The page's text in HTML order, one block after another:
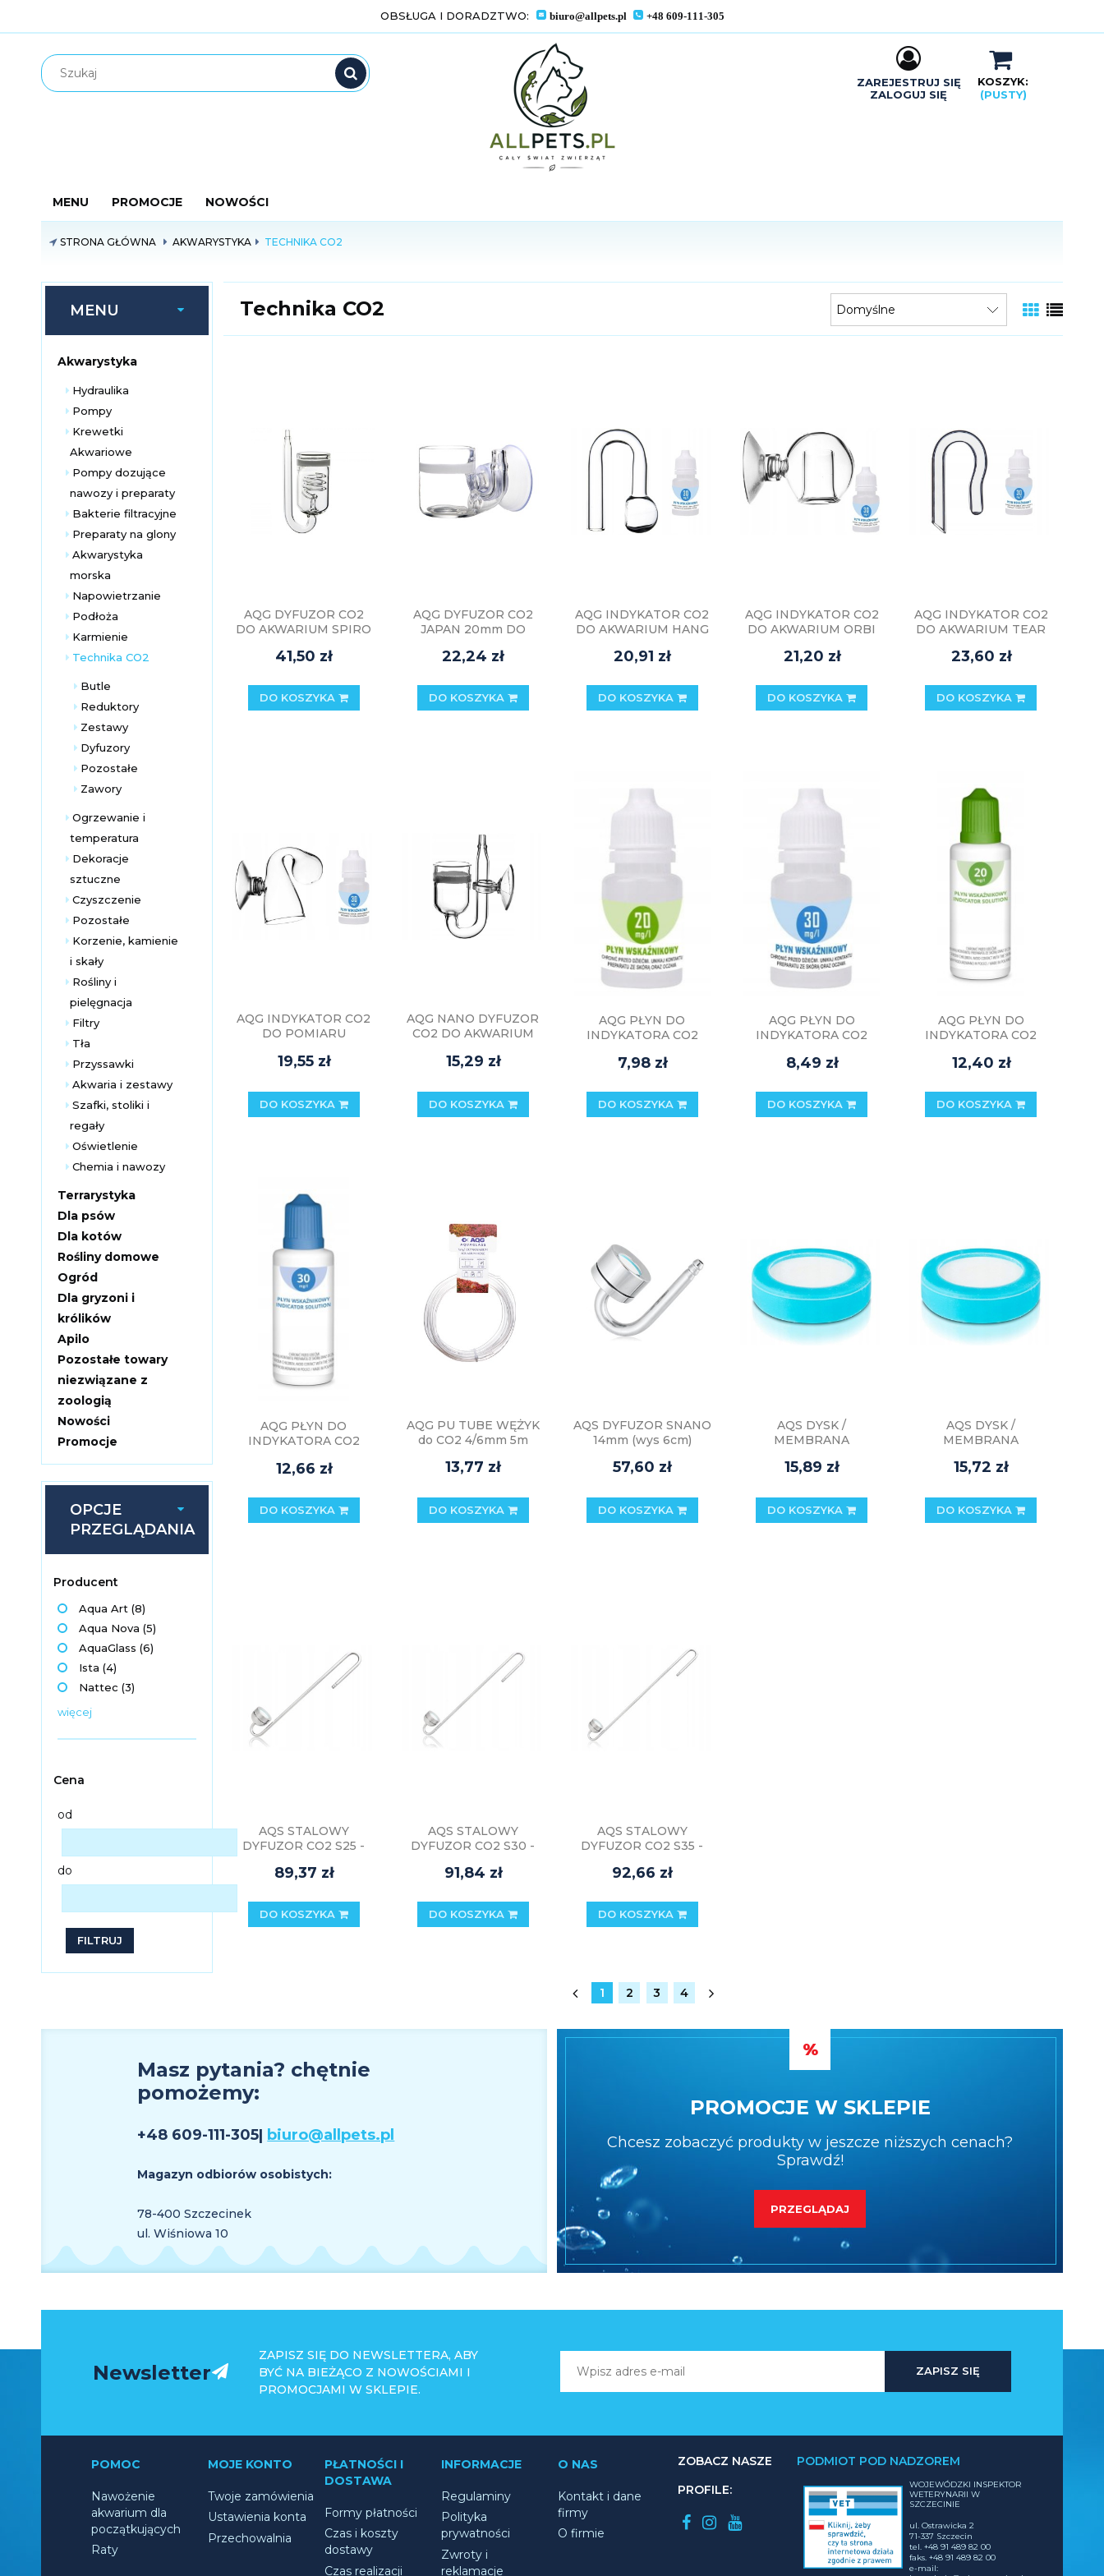
OBSŁUGA I DORADZTWO: biuro@allpets.pl +48 609-111-305
KOSZYK:
(PUSTY)
ZAREJESTRUJ SIĘ
ZALOGUJ SIĘ
MENU PROMOCJE NOWOŚCI
STRONA GŁÓWNA AKWARYSTYKA TECHNIKA CO2
MENU
Akwarystyka
Hydraulika
Pompy
Krewetki
Akwariowe
Pompy dozujące
nawozy i preparaty
Bakterie filtracyjne
Preparaty na glony
Akwarystyka
morska
Napowietrzanie
Podłoża
Karmienie
Technika CO2
Butle
Reduktory
Zestawy
Dyfuzory
Pozostałe
Zawory
Ogrzewanie i
temperatura
Dekoracje
sztuczne
Czyszczenie
Pozostałe
Korzenie, kamienie
i skały
Rośliny i
pielęgnacja
Filtry
Tła
Przyssawki
Akwaria i zestawy
Szafki, stoliki i
regały
Oświetlenie
Chemia i nawozy
Terrarystyka
Dla psów
Dla kotów
Rośliny domowe
Ogród
Dla gryzoni i
królików
Apilo
Pozostałe towary
niezwiązane z
zoologią
Nowości
Promocje
OPCJE
PRZEGLĄDANIA
Producent
Aqua Art (8)
Aqua Nova (5)
AquaGlass (6)
Ista (4)
Nattec (3)
więcej
Cena
od
do
FILTRUJ
Technika CO2
AQG DYFUZOR CO2
DO AKWARIUM SPIRO
41,50 zł
DO KOSZYKA
AQG DYFUZOR CO2
JAPAN 20mm DO
22,24 zł
DO KOSZYKA
AQG INDYKATOR CO2
DO AKWARIUM HANG
20,91 zł
DO KOSZYKA
AQG INDYKATOR CO2
DO AKWARIUM ORBI
21,20 zł
DO KOSZYKA
AQG INDYKATOR CO2
DO AKWARIUM TEAR
23,60 zł
DO KOSZYKA
AQG INDYKATOR CO2
DO POMIARU
AKWARIUM
19,55 zł
DO KOSZYKA
AQG NANO DYFUZOR
CO2 DO AKWARIUM
15,29 zł
DO KOSZYKA
AQG PŁYN DO
INDYKATORA CO2
7,98 zł
DO KOSZYKA
AQG PŁYN DO
INDYKATORA CO2
8,49 zł
DO KOSZYKA
AQG PŁYN DO
INDYKATORA CO2
12,40 zł
DO KOSZYKA
AQG PŁYN DO
INDYKATORA CO2
12,66 zł
DO KOSZYKA
AQG PU TUBE WĘŻYK
do CO2 4/6mm 5m
13,77 zł
DO KOSZYKA
AQS DYFUZOR SNANO
14mm (wys 6cm)
57,60 zł
DO KOSZYKA
AQS DYSK /
MEMBRANA
CERAMICZNA S25-40
15,89 zł
DO KOSZYKA
AQS DYSK /
MEMBRANA
CERAMICZNA sNANO
15,72 zł
DO KOSZYKA
AQS STALOWY
DYFUZOR CO2 S25 -
89,37 zł
DO KOSZYKA
AQS STALOWY
DYFUZOR CO2 S30 -
91,84 zł
DO KOSZYKA
AQS STALOWY
DYFUZOR CO2 S35 -
92,66 zł
DO KOSZYKA
1 2 3 4
Masz pytania? chętnie
pomożemy:
+48 609-111-305| biuro@allpets.pl
Magazyn odbiorów osobistych:
78-400 Szczecinek
ul. Wiśniowa 10
PROMOCJE W SKLEPIE
Chcesz zobaczyć produkty w jeszcze niższych cenach?
Sprawdź!
PRZEGLĄDAJ
Newsletter
ZAPISZ SIĘ DO NEWSLETTERA, ABY
BYĆ NA BIEŻĄCO Z NOWOŚCIAMI I
PROMOCJAMI W SKLEPIE.
ZAPISZ SIĘ
POMOC
Nawożenie
akwarium dla
początkujących
Raty
MOJE KONTO
Twoje zamówienia
Ustawienia konta
Przechowalnia
PŁATNOŚCI I
DOSTAWA
Formy płatności
Czas i koszty
dostawy
Czas realizacji
INFORMACJE
Regulaminy
Polityka
prywatności
Zwroty i
reklamacje
O NAS
Kontakt i dane
firmy
O firmie
ZOBACZ NASZE
PROFILE:
PODMIOT POD NADZOREM
WOJEWÓDZKI INSPEKTOR
WETERYNARII W
SZCZECINIE
ul. Ostrawicka 2
71-337 Szczecin
tel. +48 91 489 82 00
faks. +48 91 489 82 00
e-mail: